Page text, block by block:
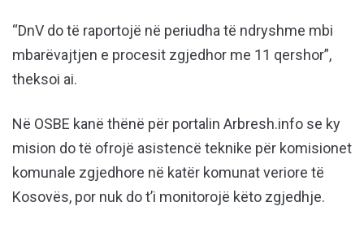
“DnV do të raportojë në periudha të ndryshme mbi
mbarëvajtjen e procesit zgjedhor me 11 qershor”,
theksoi ai.
Në OSBE kanë thënë për portalin Arbresh.info se ky
mision do të ofrojë asistencë teknike për komisionet
komunale zgjedhore në katër komunat veriore të
Kosovës, por nuk do t’i monitorojë këto zgjedhje.